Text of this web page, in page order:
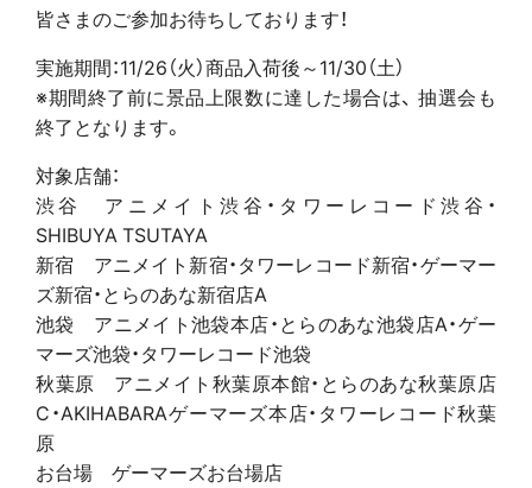
皆さまのご参加お待ちしております！
実施期間：11/26（火）商品入荷後～11/30（土）
※期間終了前に景品上限数に達した場合は、 抽選会も
終了となります。
対象店舗：
渋谷 アニメイト渋谷・タワーレコード渋谷・
SHIBUYA TSUTAYA
新宿 アニメイト新宿・タワーレコード新宿・ゲーマー
ズ新宿・とらのあな新宿店A
池袋 アニメイト池袋本店・とらのあな池袋店A・ゲー
マーズ池袋・タワーレコード池袋
秋葉原 アニメイト秋葉原本館・とらのあな秋葉原店
C・AKIHABARAゲーマーズ本店・タワーレコード秋葉
原
お台場 ゲーマーズお台場店